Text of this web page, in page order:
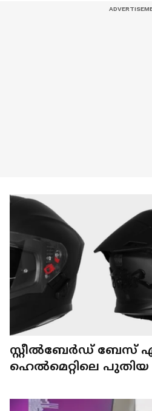
സ്റ്റീൽബേർഡ് ബേസ്
ഹെൽമെറ്റിലെ